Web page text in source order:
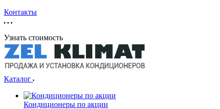
Контакты
Узнать стоимость
Каталог
Кондиционеры по акции